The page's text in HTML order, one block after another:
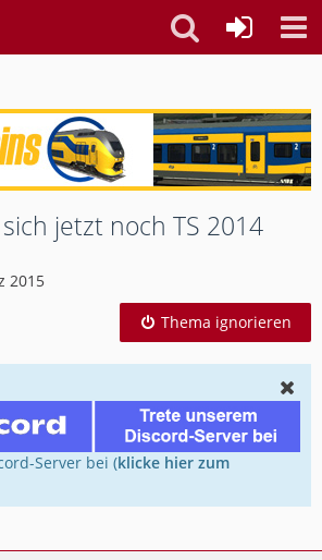
jetzt noch TS 2014
2015
Thema ignorieren
Server bei (klicke hier zum